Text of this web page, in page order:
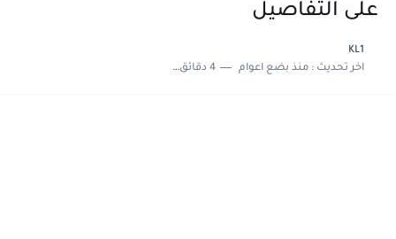
على التفاصيل
KL1
اخر تحديث :منذ بضع اعوام 4 دقائق للقراءة